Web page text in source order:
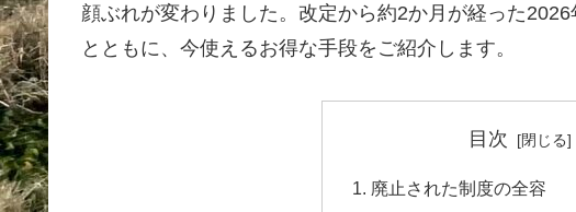
顔ぶれが変わりました。改定から約2か月が経った
とともに、今使えるお得な手段をご紹介します。
目次
廃止された制度の全容